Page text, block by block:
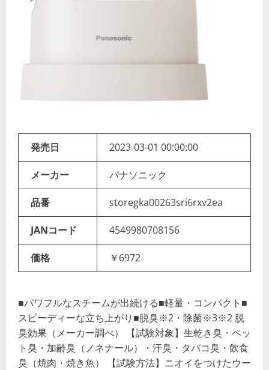
発売日 2023-03-01 00:00:00
メーカー パナソニック
品番 storegka00263sri6rxv2ea
JANコード 4549980708156
価格 ￥6972
■パワフルなスチームが出続ける■軽量・コンパクト■
スピーディーな立ち上がり■脱臭※2・除菌※3※2 脱
臭効果（メーカー調べ） 【試験対象】生乾き臭・ペッ
ト臭・加齢臭（ノネナール）・汗臭・タバコ臭・飲食
臭（焼肉・焼き魚） 【試験方法】ニオイをつけたウー